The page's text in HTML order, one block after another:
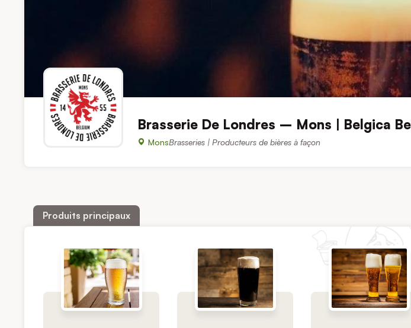
Brasserie De Londres – Mons | Belgica
MonsBrasseries | Producteurs de bières à façon
Produits principaux